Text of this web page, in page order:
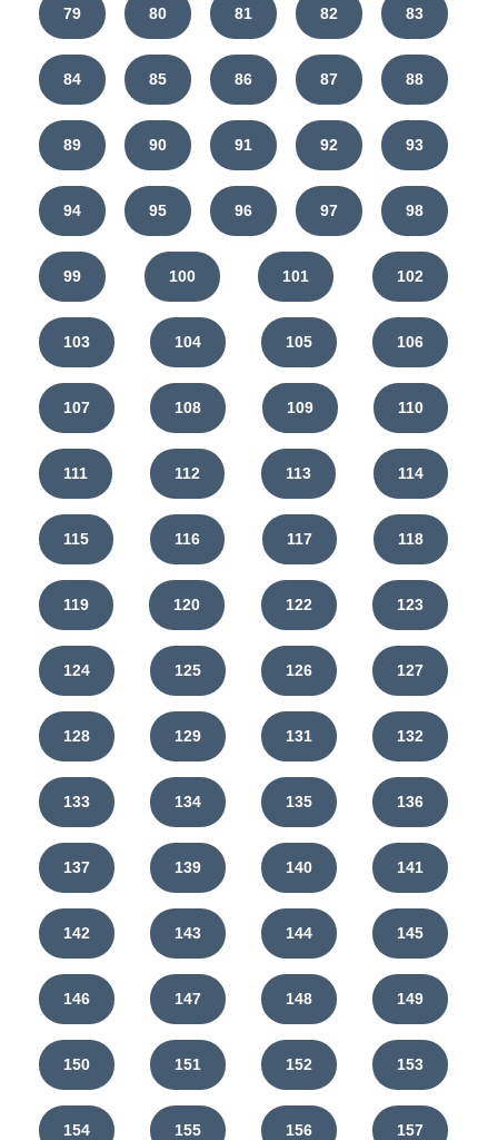
79 80 81 82 83
84 85 86 87 88
89 90 91 92 93
94 95 96 97 98
99 100 101 102
103 104 105 106
107 108 109 110
111 112 113 114
115 116 117 118
119 120 122 123
124 125 126 127
128 129 131 132
133 134 135 136
137 139 140 141
142 143 144 145
146 147 148 149
150 151 152 153
154 155 156 157